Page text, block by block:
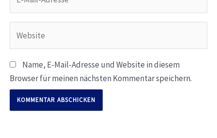
Mail-
Adresse
Name, E-Mail-Adresse und Website in diesem
Browser für meinen nächsten Kommentar speichern.